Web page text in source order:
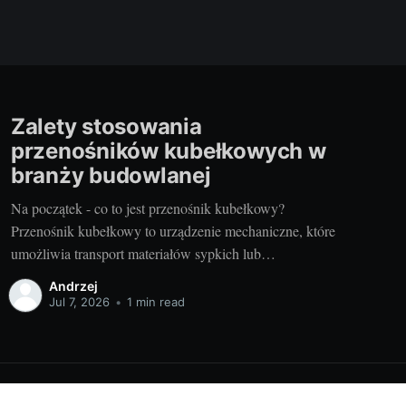
Zalety stosowania
przenośników kubełkowych w
branży budowlanej
Na początek - co to jest przenośnik kubełkowy?
Przenośnik kubełkowy to urządzenie mechaniczne, które
umożliwia transport materiałów sypkich lub
drobnoziarnistych na duże odległości. Urządzenie to
składa się zwykle z taśmy transportowej oraz szeregu
Kubełki te służą do zbierania
Andrzej
Jul 7, 2026 • 1 min read